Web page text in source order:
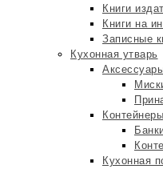
Книги
Книги на
Записные
Кухонная утварь
Кухонная